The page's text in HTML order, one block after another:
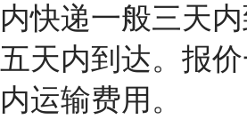
内快递一般三天
五天内到达。报
内运输费用。